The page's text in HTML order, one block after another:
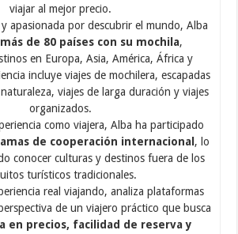
viajar al mejor precio.
y apasionada por descubrir el mundo, Alba
más de 80 países con su mochila,
en Europa, Asia, América, África y
incluye viajes de mochilera, escapadas
viajes de larga duración y viajes
organizados.
como viajera, Alba ha participado
de cooperación internacional , lo
conocer culturas y destinos fuera de los
turísticos tradicionales.
real viajando, analiza plataformas
de un viajero práctico que busca
en precios, facilidad de reserva y